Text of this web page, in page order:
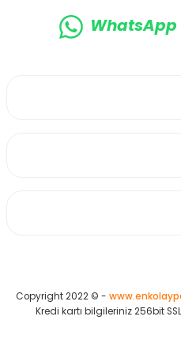
WhatsApp
Copyright 2022 © -
Kredi kartı bilgileriniz 256bit